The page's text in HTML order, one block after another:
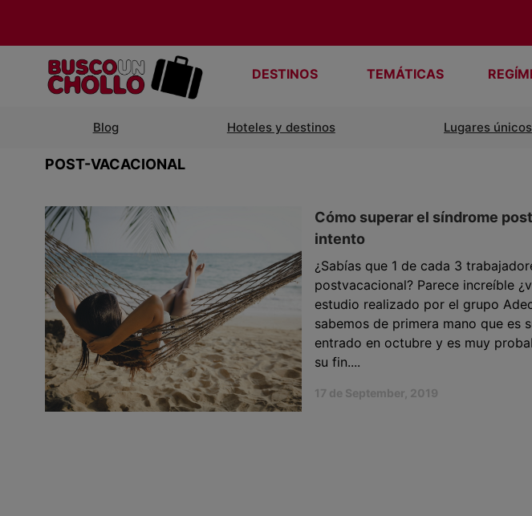
DESTINOS TEMÁTICAS
Blog Hoteles y destinos Lugares únicos
POST-VACACIONAL
Cómo superar el síndrome
intento
¿Sabías que 1 de cada 3
postvacacional? Parece increíble
estudio realizado por el grupo
sabemos de primera mano que es
entrado en octubre y es muy
su fin....
17 de September, 2019